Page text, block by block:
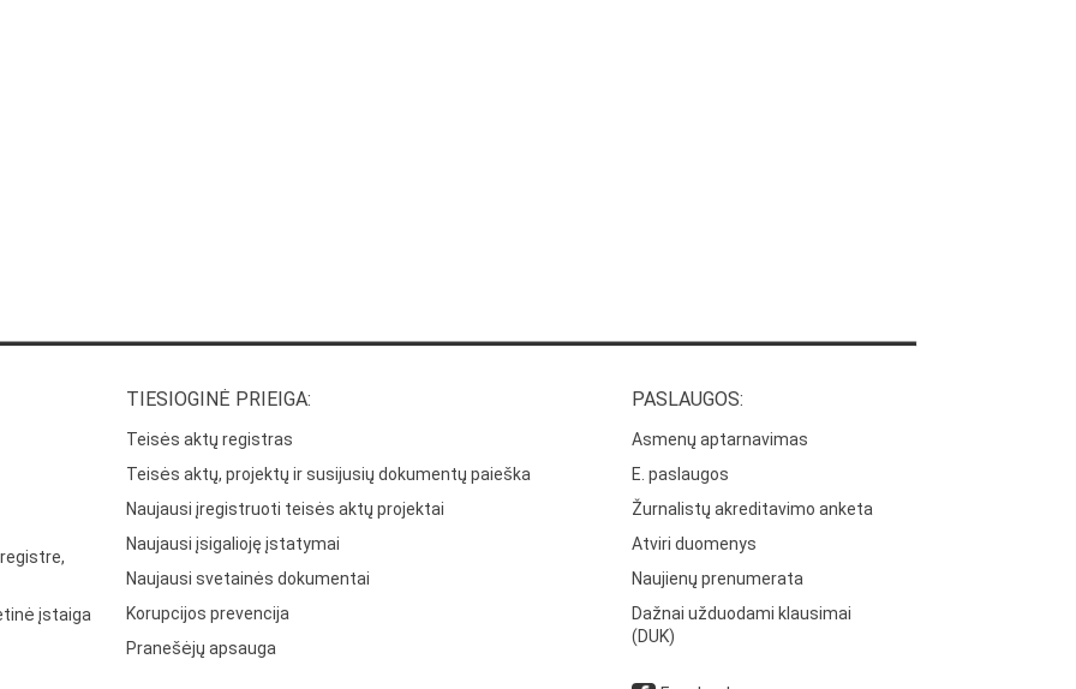
įstaiga
TIESIOGINĖ PRIEIGA:
Teisės aktų registras
Teisės aktų, projektų ir susijusių dokumentų paieška
Naujausi įregistruoti teisės aktų projektai
Naujausi įsigalioję įstatymai
Naujausi svetainės dokumentai
Korupcijos prevencija
Pranešėjų apsauga
PASLAUGOS:
Asmenų aptarnavimas
E. paslaugos
Žurnalistų akreditavimo anketa
Atviri duomenys
Naujienų prenumerata
Dažnai užduodami klausimai
(DUK)